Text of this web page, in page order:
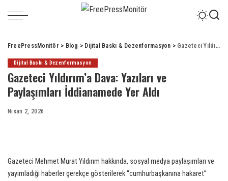
FreePressMonitör > Blog > Dijital Baskı & Dezenformasyon > Gazeteci Yıldırım’a Dava: Yazıları ve Paylaşımları İddianamede Yer Aldı
Dijital Baskı & Dezenformasyon
Gazeteci Yıldırım’a Dava: Yazıları ve
Paylaşımları İddianamede Yer Aldı
Nisan 2, 2026
Gazeteci Mehmet Murat Yıldırım hakkında, sosyal medya paylaşımları ve
yayımladığı haberler gerekçe gösterilerek “cumhurbaşkanına hakaret”